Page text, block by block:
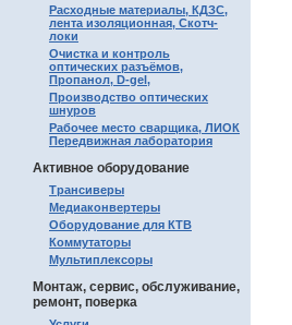
Расходные материалы, КДЗС,
лента изоляционная, Скотч-
локи
Очистка и контроль
оптических разъёмов,
Пропанол, D-gel,
Производство оптических
шнуров
Рабочее место сварщика, ЛИОК
Передвижная лаборатория
Активное оборудование
Трансиверы
Медиаконвертеры
Оборудование для КТВ
Коммутаторы
Мультиплексоры
Монтаж, сервис, обслуживание,
ремонт, поверка